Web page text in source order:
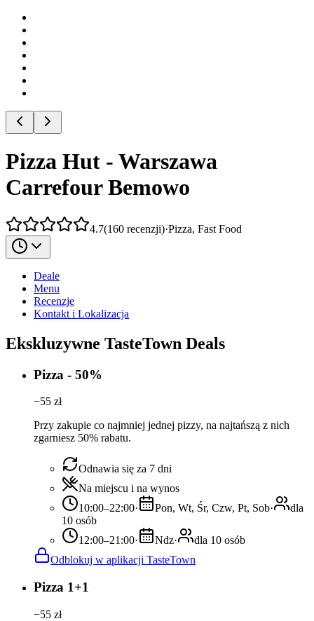
Pizza Hut - Warszawa
Carrefour Bemowo
4.7(160 recenzji)·Pizza, Fast Food
Deale
Menu
Recenzje
Kontakt i Lokalizacja
Ekskluzywne TasteTown Deals
Pizza - 50%
−55 zł
Przy zakupie co najmniej jednej pizzy, na najtańszą z nich
zgarniesz 50% rabatu.
Odnawia się za 7 dni
Na miejscu i na wynos
10:00–22:00· Pon, Wt, Śr, Czw, Pt, Sob·
dla
10 osób
12:00–21:00· Ndz·
dla 10 osób
Odblokuj w aplikacji TasteTown
Pizza 1+1
−55 zł